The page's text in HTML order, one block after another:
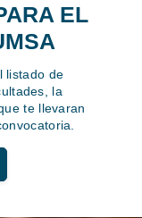
EL
listado de
la
te llevaran